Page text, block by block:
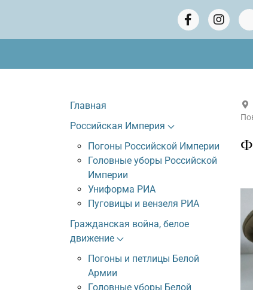
Главная
Российская Империя
Погоны Российской Империи
Головные уборы Российской
Империи
Униформа РИА
Пуговицы и вензеля РИА
Гражданская война, белое
движение
Погоны и петлицы Белой
Армии
Головные уборы Белой